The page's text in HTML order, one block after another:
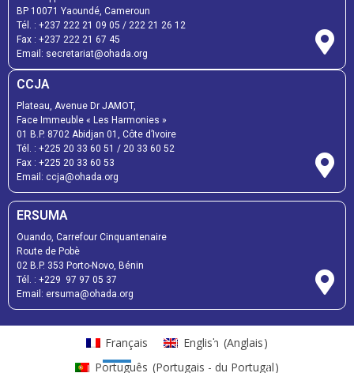
BP 10071 Yaoundé, Cameroun
Tél. : +237 222 21 09 05 / 222 21 26 12
Fax : +237 222 21 67 45
Email: secretariat@ohada.org
CCJA
Plateau, Avenue Dr JAMOT,
Face Immeuble « Les Harmonies »
01 B.P. 8702 Abidjan 01, Côte d’Ivoire
Tél. : +225 20 33 60 51 / 20 33 60 52
Fax : +225 20 33 60 53
Email: ccja@ohada.org
ERSUMA
Ouando, Carrefour Cinquantenaire
Route de Pobè
02 B.P. 353 Porto-Novo, Bénin
Tél. : +229 97 97 05 37
Email: ersuma@ohada.org
Français English (Anglais)
Português (Portugais - du Portugal)